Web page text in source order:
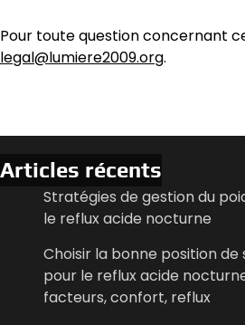
Pour toute question concernant
legal@lumiere2009.org.
Articles récents
Stratégies de gestion du
le reflux acide nocturne
Choisir la bonne position de
pour le reflux acide
facteurs, confort, reflux